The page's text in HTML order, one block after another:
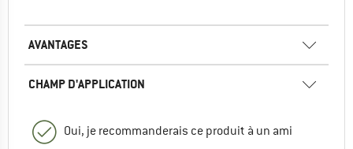
AVANTAGES
CHAMP D'APPLICATION
Oui, je recommanderais ce produit à un ami